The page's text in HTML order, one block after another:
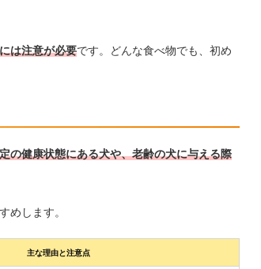
は注意が必要です。どんな食べ物でも、初め
の健康状態にある犬や、老齢の犬に与える際
めします。
主な理由と注意点